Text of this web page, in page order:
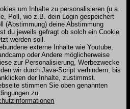
um Inhalte zu personalisieren (u.a.
Poll, wo z.B. dein Login gespeichert
(Abstimmung) deine Abstimmung
du jeweils gefragt ob solch ein Cookie
werden soll.
externe Inhalte wie Youtube,
oder Andere möglicherweise
zur Personalisierung, Werbezwecke
wir durch Java-Script verhindern, bis
der Inhalte, zustimmst.
stimmen Sie oben genannten
zu.